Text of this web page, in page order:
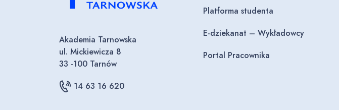
Akademia Tarnowska
ul. Mickiewicza 8
33 -100 Tarnów
14 63 16 620
Platforma studenta
E-dziekanat – Wykładowcy
Portal Pracownika